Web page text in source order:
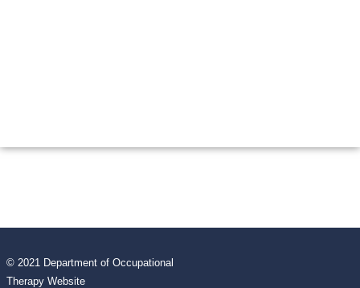
© 2021 Department of Occupational
Therapy Website